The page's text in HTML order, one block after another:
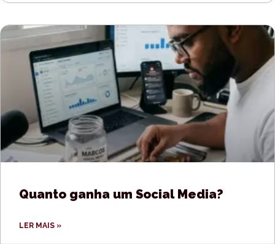
Quanto ganha um Social Media?
LER MAIS »